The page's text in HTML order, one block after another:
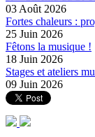
03 Août 2026
Fortes chaleurs :
25 Juin 2026
Fêtons la musique !
18 Juin 2026
Stages et ateliers
09 Juin 2026